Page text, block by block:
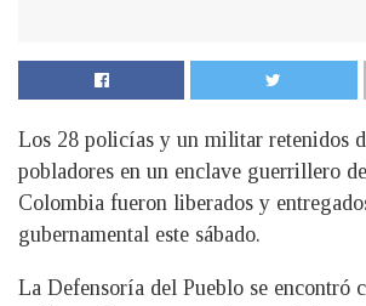
Los 28 policías y un militar retenidos
pobladores en un enclave guerrillero
Colombia fueron liberados y
gubernamental este sábado.
La Defensoría del Pueblo se encontró